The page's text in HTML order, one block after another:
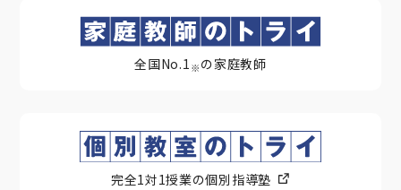
全国No.1 ※ の家庭教師
完全1対1授業の個別指導塾